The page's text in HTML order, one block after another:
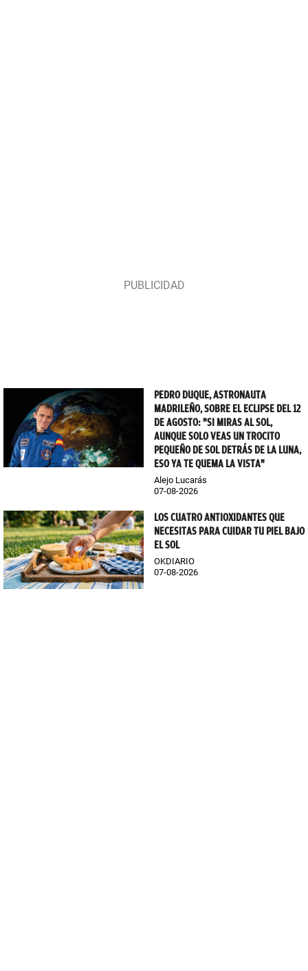
PEDRO DUQUE, ASTRONAUTA
MADRILEÑO, SOBRE EL ECLIPSE DEL 12
DE AGOSTO: "SI MIRAS AL SOL,
AUNQUE SOLO VEAS UN TROCITO
PEQUEÑO DE SOL DETRÁS DE LA LUNA,
ESO YA TE QUEMA LA VISTA"
Alejo Lucarás
07-08-2026
LOS CUATRO ANTIOXIDANTES QUE
NECESITAS PARA CUIDAR TU PIEL BAJO
EL SOL
OKDIARIO
07-08-2026